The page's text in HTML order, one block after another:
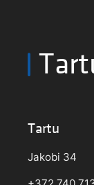
Tartu
Jakobi 34